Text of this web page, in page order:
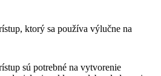
ktorý sa používa výlučne na
sú potrebné na vytvorenie